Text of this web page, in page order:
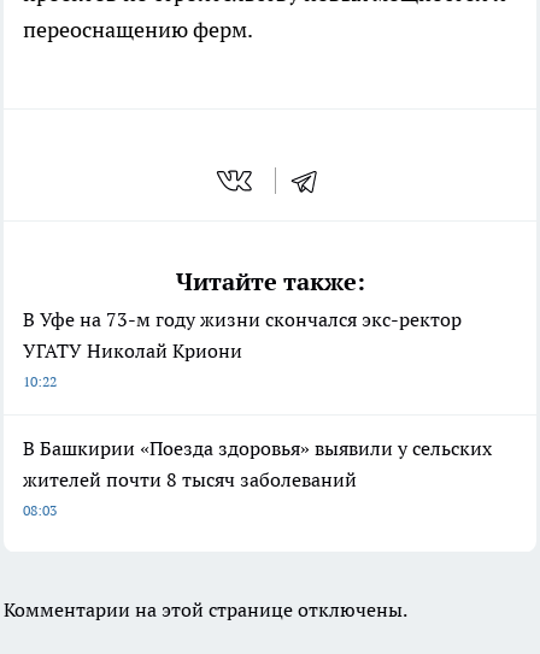
переоснащению ферм.
Читайте также:
В Уфе на 73-м году жизни скончался экс-ректор
УГАТУ Николай Криони
10:22
В Башкирии «Поезда здоровья» выявили у сельских
жителей почти 8 тысяч заболеваний
08:03
Комментарии на этой странице отключены.